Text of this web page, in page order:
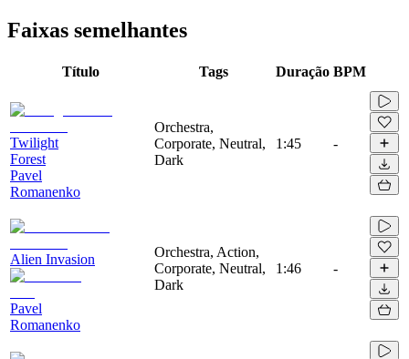
Faixas semelhantes
Título Tags Duração BPM
Twilight
Forest
Pavel
Romanenko
Orchestra,
Corporate, Neutral,
Dark
1:45 -
Alien Invasion
Pavel
Romanenko
Orchestra, Action,
Corporate, Neutral,
Dark
1:46 -